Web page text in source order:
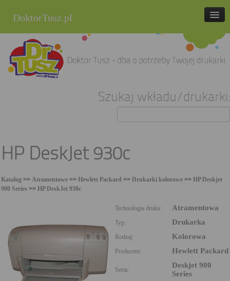
DoktorTusz.pl
tel. 857 337 337
Strona główna
Sklep internetowy
Szukaj wkładu/drukarki:
HP DeskJet 930c
Katalog >> Atramentowe >> Hewlett Packard >> Drukarki kolorowe >> HP Deskjet
900 Series >> HP DeskJet 930c
Technologia druku: Atramentowa
Typ: Drukarka
Rodzaj: Kolorowa
Producent: Hewlett Packard
Seria:
Deskjet 900
Series